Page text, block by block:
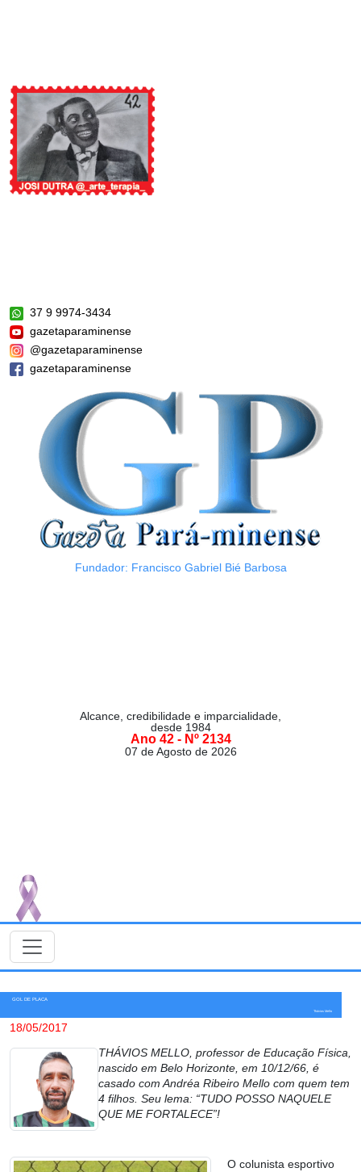
37 9 9974-3434
gazetaparaminense
@gazetaparaminense
gazetaparaminense
Fundador: Francisco Gabriel Bié Barbosa
Alcance, credibilidade e imparcialidade,
desde 1984
Ano 42 - Nº 2134
07 de Agosto de 2026
GOL DE PLACA
Thávios Mello
18/05/2017
THÁVIOS MELLO, professor de Educação Física,
nascido em Belo Horizonte, em 10/12/66, é
casado com Andréa Ribeiro Mello com quem tem
4 filhos. Seu lema: “TUDO POSSO NAQUELE
QUE ME FORTALECE”!
O colunista esportivo